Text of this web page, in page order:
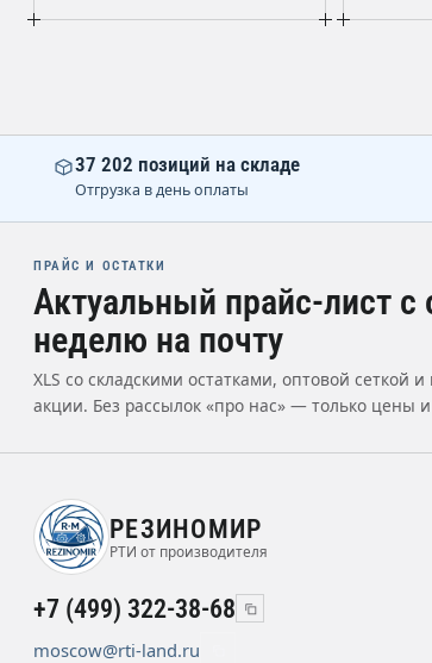
37 202 позиций на складе
Отгрузка в день оплаты
ПРАЙС И ОСТАТКИ
Актуальный прайс-лист с
неделю на почту
XLS со складскими остатками, оптовой сеткой
акции. Без рассылок «про нас» — только цены
РЕЗИНОМИР
РТИ от производителя
+7 (499) 322-38-68
moscow@rti-land.ru